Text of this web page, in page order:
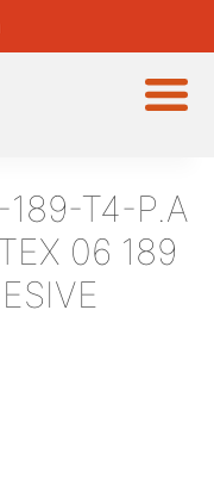
T4-P.A
06 189